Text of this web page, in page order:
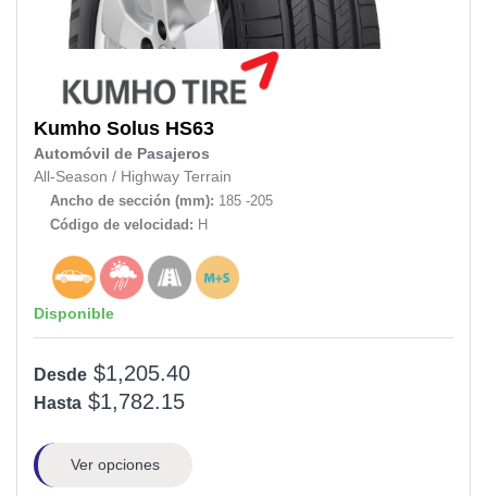
Kumho Solus HS63
Automóvil de Pasajeros
All-Season / Highway Terrain
Ancho de sección (mm): 185 -205
Código de velocidad: H
Disponible
Desde $1,205.40
Hasta $1,782.15
Ver opciones